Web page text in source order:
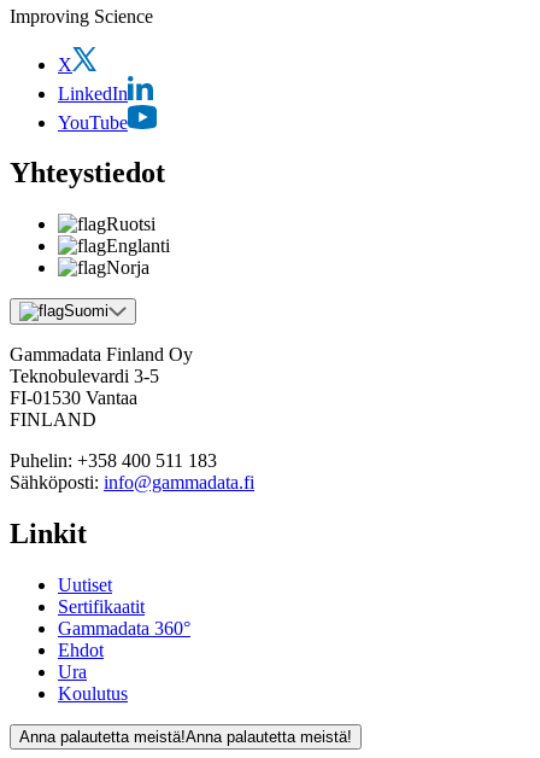
Improving Science
X
LinkedIn
YouTube
Yhteystiedot
Ruotsi
Englanti
Norja
Suomi
Gammadata Finland Oy
Teknobulevardi 3-5
FI-01530 Vantaa
FINLAND
Puhelin: +358 400 511 183
Sähköposti: info@gammadata.fi
Linkit
Uutiset
Sertifikaatit
Gammadata 360°
Ehdot
Ura
Koulutus
Anna palautetta meistä!Anna palautetta meistä!